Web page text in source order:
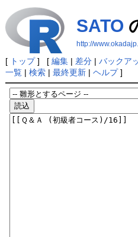
SATO
http://
[ トップ] [ 編集| 差分| バックア
一覧| 検索| 最終更新| ヘルプ]